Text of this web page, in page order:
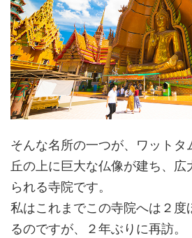
そんな名所の一つが、ワットタ
丘の上に巨大な仏像が建ち、
られる寺院です。
私はこれまでこの寺院へは２度
るのですが、２年ぶりに再訪。